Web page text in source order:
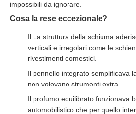
impossibili da ignorare.
Cosa la rese eccezionale?
Il La struttura della schiuma
verticali e irregolari come le
rivestimenti domestici.
Il pennello integrato semplificava
non volevano strumenti extra.
Il profumo equilibrato funzionava
automobilistico che per quello